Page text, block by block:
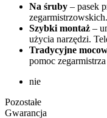
Na śruby – pasek
zegarmistrzowskich.
Szybki montaż –
użycia narzędzi.
Tradycyjne
pomoc
nie
Pozostałe
Gwarancja